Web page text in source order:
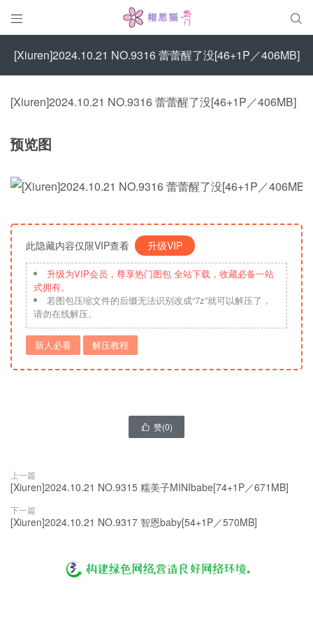
 
[Xiuren]2024.10.21 NO.9316 蕾蕾醒了没[46+1P／406MB]
[Xiuren]2024.10.21 NO.9316 蕾蕾醒了没[46+1P／406MB]
预览图
此隐藏内容仅限VIP查看 升级VIP
升级为VIP会员，尊享热门图包 全站下载，收藏必备一站
式拥有。
若图包压缩文件的后缀无法识别改成“7z”就可以解压了，
请勿在线解压。
新人必看 解压教程
 赞(0)
上一篇
[Xiuren]2024.10.21 NO.9315 糯美子MINIbabe[74+1P／671MB]
下一篇
[Xiuren]2024.10.21 NO.9317 智恩baby[54+1P／570MB]